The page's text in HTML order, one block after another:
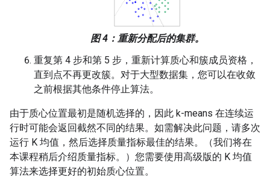
图 4：重新分配后的集群。
重复第 4 步和第 5 步，重新计算质心和簇成员资格，
直到点不再更改簇。对于大型数据集，您可以在收敛
之前根据其他条件停止算法。
由于质心位置最初是随机选择的，因此 k-means 在连续运
行时可能会返回截然不同的结果。如需解决此问题，请多次
运行 K 均值，然后选择质量指标最佳的结果。（我们将在
本课程稍后介绍质量指标。）您需要使用高级版的 K 均值
算法来选择更好的初始质心位置。